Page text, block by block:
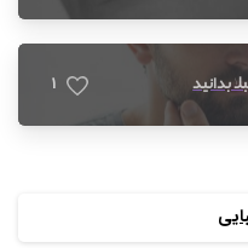
بدانید 1